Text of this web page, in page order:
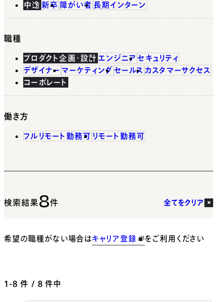
中途 新卒 障がい者 長期インターン
職種
プロダクト企画・設計 エンジニア セキュリティ
デザイナー マーケティング セールス カスタマーサクセス
コーポレート
働き方
フルリモート勤務可 リモート勤務可
検索結果8件 全てをクリア
希望の職種がない場合はキャリア登録 をご利用ください
1-8 件 / 8 件中